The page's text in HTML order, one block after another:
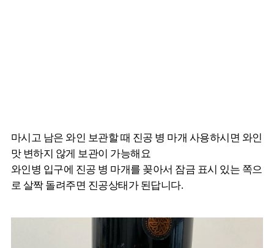
마시고 남은 와인 보관할 때 진공 병 마개 사용하시면 와인
맛 변하지 않게 보관이 가능해요
와인병 입구에 진공 병 마개를 꽂아서 잠금 표시 있는 쪽으
로 살짝 돌려주면 진공상태가 된답니다.